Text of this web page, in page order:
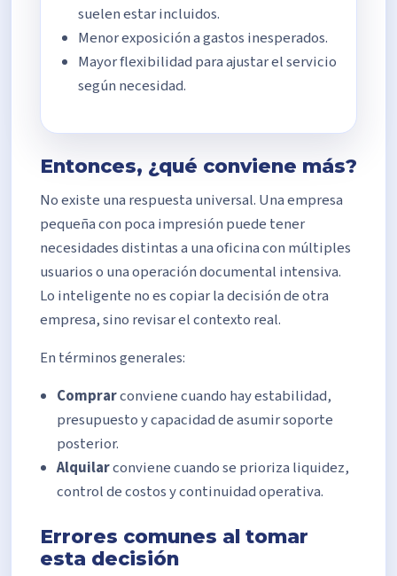
suelen estar incluidos.
Menor exposición a gastos inesperados.
Mayor flexibilidad para ajustar el servicio
según necesidad.
Entonces, ¿qué conviene más?
No existe una respuesta universal. Una empresa
pequeña con poca impresión puede tener
necesidades distintas a una oficina con múltiples
usuarios o una operación documental intensiva.
Lo inteligente no es copiar la decisión de otra
empresa, sino revisar el contexto real.
En términos generales:
Comprarconviene cuando hay estabilidad,
presupuesto y capacidad de asumir soporte
posterior.
Alquilarconviene cuando se prioriza liquidez,
control de costos y continuidad operativa.
Errores comunes al tomar
esta decisión